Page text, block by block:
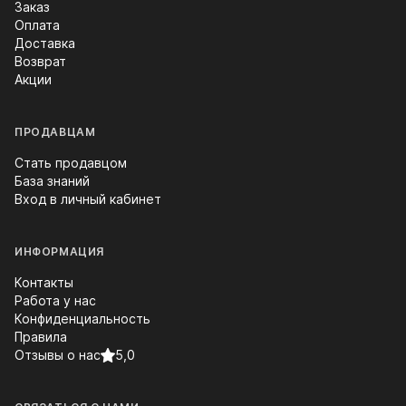
Заказ
Оплата
Доставка
Возврат
Акции
ПРОДАВЦАМ
Стать продавцом
База знаний
Вход в личный кабинет
ИНФОРМАЦИЯ
Контакты
Работа у нас
Конфиденциальность
Правила
Отзывы о нас
5,0